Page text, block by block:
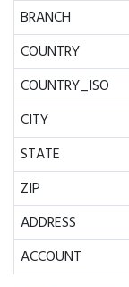
BRANCH
COUNTRY
COUNTRY_ISO
CITY
STATE
ZIP
ADDRESS
ACCOUNT